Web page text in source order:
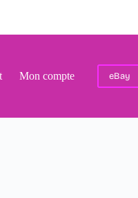
Mon compte eBay